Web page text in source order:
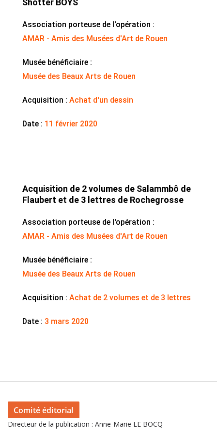
Shotter BOYS
Association porteuse de l'opération :
AMAR - Amis des Musées d'Art de Rouen
Musée bénéficiaire :
Musée des Beaux Arts de Rouen
Acquisition : Achat d'un dessin
Date : 11 février 2020
Acquisition de 2 volumes de Salammbô de
Flaubert et de 3 lettres de Rochegrosse
Association porteuse de l'opération :
AMAR - Amis des Musées d'Art de Rouen
Musée bénéficiaire :
Musée des Beaux Arts de Rouen
Acquisition : Achat de 2 volumes et de 3 lettres
Date : 3 mars 2020
Comité éditorial
Directeur de la publication : Anne-Marie LE BOCQ